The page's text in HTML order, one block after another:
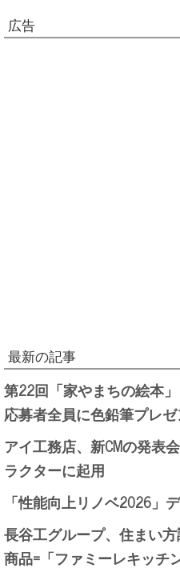
広告
最新の記事
第22回「家やまちの絵本
応募者全員に色鉛筆プレゼ
アイ工務店、新CMの発表
ラクターに起用
「性能向上リノベ2026」
長谷工グループ、住まい
商品=「ファミーレキッチ